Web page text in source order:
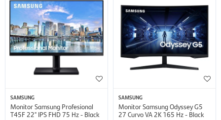
SAMSUNG
Monitor Samsung Profesional
T45F 22" IPS FHD 75 Hz - Black
SAMSUNG
Monitor Samsung Odyssey G5
27 Curvo VA 2K 165 Hz - Black